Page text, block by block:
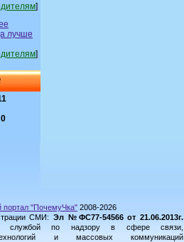
]
лучше
]
0
портал "ПочемуЧка" 2008-2026
СМИ: Эл №ФС77-54566 от 21.06.2013г.
службой по надзору в сфере связи,
и массовых коммуникаций